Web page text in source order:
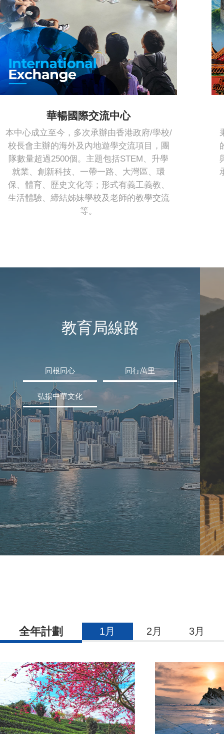
華暢國際交流中心
本中心成立至今，多次承辦由香港政府/學校/
校長會主辦的海外及內地遊學交流項目，團
隊數量超過2500個。主題包括STEM、升學
就業、創新科技、一帶一路、大灣區、環
保、體育、歷史文化等；形式有義工義教、
生活體驗、締結姊妹學校及老師的教學交流
等。
教育局線路
同根同心 同行萬里
弘揚中華文化
全年計劃 1月 2月 3月